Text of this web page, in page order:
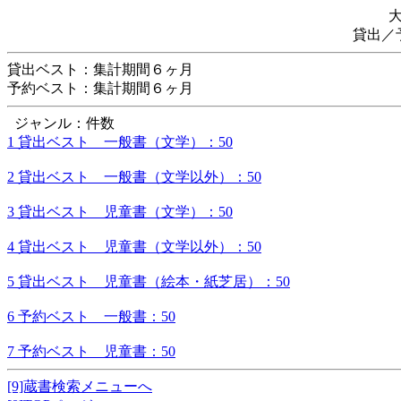
貸出／
貸出ベスト：集計期間６ヶ月
予約ベスト：集計期間６ヶ月
ジャンル：件数
1 貸出ベスト 一般書（文学）：50
2 貸出ベスト 一般書（文学以外）：50
3 貸出ベスト 児童書（文学）：50
4 貸出ベスト 児童書（文学以外）：50
5 貸出ベスト 児童書（絵本・紙芝居）：50
6 予約ベスト 一般書：50
7 予約ベスト 児童書：50
[9]蔵書検索メニューへ